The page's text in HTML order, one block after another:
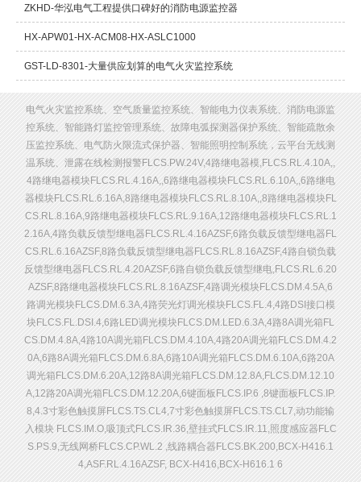
ZKHD-华泓电气工程提供口碑好的消防电源监控器
HX-APW01-HX-ACM08-HX-ASLC1000
GST-LD-8301-大量供应划算的电气火灾监控系统
电气火灾监控系统、空气质量监控系统、智能电力仪表系统、消防电源监
控系统、智能路灯监控管理系统、故障电弧探测器保护系统、智能疏散余
压监控系统、电气防火限流式保护器、智能照明控制系统，云平台无线测
温系统、泄露在线检测报警FLCS.PW.24V,4路继电器模,FLCS.RL.4.10A,,
4路继电器模块FLCS.RL.4.16A,,6路继电器模块FLCS.RL.6.10A,,6路继电
器模块FLCS.RL.6.16A,8路继电器模块FLCS.RL.8.10A,,8路继电器模块FL
CS.RL.8.16A,9路继电器模块FLCS.RL.9.16A,12路继电器模块FLCS.RL.1
2.16A,4路负载反馈型继电器FLCS.RL.4.16AZSF,6路负载反馈型继电器FL
CS.RL.6.16AZSF,8路负载反馈型继电器FLCS.RL.8.16AZSF,4路自锁负载
反馈型继电器FLCS.RL.4.20AZSF,6路自锁负载反馈型继电,FLCS.RL.6.20
AZSF,8路继电器模块FLCS.RL.8.16AZSF,4路调光模块FLCS.DM.4.5A,6
路调光模块FLCS.DM.6.3A,4路荧光灯调光模块FLCS.FL.4,4路DSI接口模
块FLCS.FL.DSI.4,6路LED调光模块FLCS.DM.LED.6.3A,4路8A调光箱FL
CS.DM.4.8A,4路10A调光箱FLCS.DM.4.10A,4路20A调光箱FLCS.DM.4.2
0A,6路8A调光箱FLCS.DM.6.8A,6路10A调光箱FLCS.DM.6.10A,6路20A
调光箱FLCS.DM.6.20A,12路8A调光箱FLCS.DM.12.8A,FLCS.DM.12.10
A,12路20A调光箱FLCS.DM.12.20A,6键面板FLCS.IP.6 ,8键面板FLCS.IP.
8,4.3寸彩色触摸屏FLCS.TS.CL4,7寸彩色触摸屏FLCS.TS.CL7,动功能输
入模块 FLCS.IM.O,吸顶式FLCS.IR.36,壁挂式FLCS.IR.11,照度感应器FLC
S.PS.9,无线网桥FLCS.CP.WL.2 ,线路耦合器FLCS.BK.200,BCX-H416.1
4,ASF.RL.4.16AZSF, BCX-H416,BCX-H616.1 6